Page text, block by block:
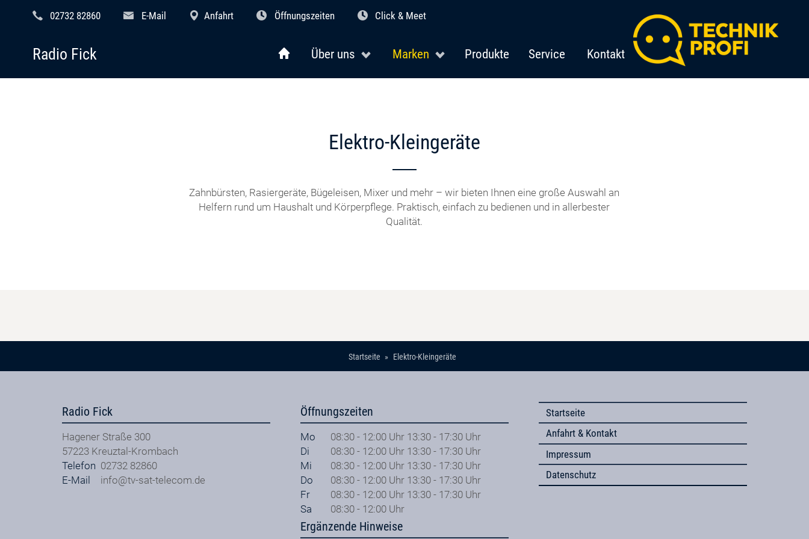
02732 82860 E-Mail Anfahrt Öffnungszeiten Click & Meet
Über uns Marken Produkte Service Kontakt
Radio Fick
Elektro-Kleingeräte
Zahnbürsten, Rasiergeräte, Bügeleisen, Mixer und mehr – wir bieten Ihnen eine große Auswahl an
Helfern rund um Haushalt und Körperpflege. Praktisch, einfach zu bedienen und in allerbester
Qualität.
Startseite Elektro-Kleingeräte
Radio Fick
Hagener Straße 300
57223 Kreuztal-Krombach
Telefon 02732 82860
E-Mail
info@tv-sat-telecom.de
Öffnungszeiten
Mo
08:30 - 12:00 Uhr 13:30 - 17:30 Uhr
Di
08:30 - 12:00 Uhr 13:30 - 17:30 Uhr
Mi
08:30 - 12:00 Uhr 13:30 - 17:30 Uhr
Do
08:30 - 12:00 Uhr 13:30 - 17:30 Uhr
Fr
08:30 - 12:00 Uhr 13:30 - 17:30 Uhr
Sa
08:30 - 12:00 Uhr
Ergänzende Hinweise
Startseite
Anfahrt & Kontakt
Impressum
Datenschutz